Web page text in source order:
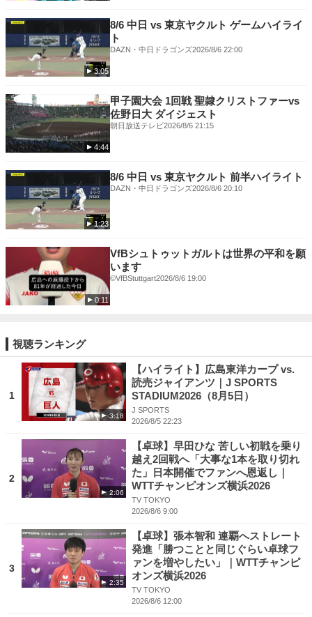
3:05
8/6 中日 vs 東京ヤクルト ゲームハイライ
ト
DAZN・中日ドラゴンズ2026/8/6 22:00
4:44
甲子園大会 1回戦 聖隷クリストファーvs
佐野日大 ダイジェスト
朝日放送テレビ2026/8/6 21:15
1:23
8/6 中日 vs 東京ヤクルト 前半ハイライト
DAZN・中日ドラゴンズ2026/8/6 20:10
0:11
VfBシュトゥットガルトは世界の平和を願
います
©VfBStuttgart2026/8/6 19:00
視聴ランキング
1
3:18
【ハイライト】広島東洋カープ vs.
読売ジャイアンツ｜J SPORTS
STADIUM2026（8月5日）
J SPORTS
2026/8/5 22:23
2
2:06
【卓球】早田ひな 苦しい初戦を乗り
越え2回戦へ「大事な1本を取り切れ
た」日本開催でファンへ恩返し｜
WTTチャンピオンズ横浜2026
TV TOKYO
2026/8/6 9:00
3
2:35
【卓球】張本智和 連覇へストレート
発進「勝つことと同じぐらい卓球フ
ァンを増やしたい」｜WTTチャンピ
オンズ横浜2026
TV TOKYO
2026/8/6 12:00